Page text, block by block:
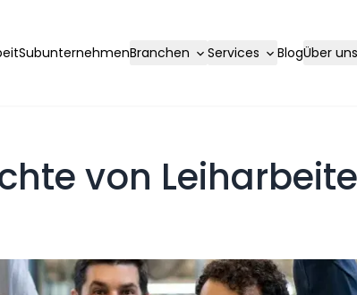
SubunternehmenBranchen Services BlogÜber uns
von